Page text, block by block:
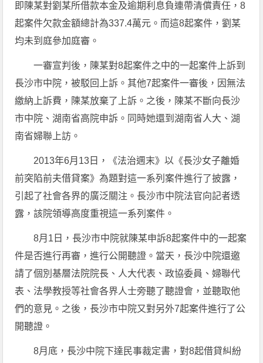
即陳某對劉某所借款本金及逾期利息負連帶清償責任，8
起案件欠款金額總計為337.4萬元。而這8起案件，劉某
均未到庭參加庭審。
一審宣判後，陳某對8起案件之中的一起案件上訴到
長沙市中院，被駁回上訴。其他7起案件一審後，因無法
繳納上訴費，陳某放棄了上訴。之後，陳某不斷向長沙
市中院、湖南省高院申訴。同時她還到湖南省人大、湖
南省婦聯上訪。
2013年6月13日，《法治週末》以《長沙女子離婚
前突陷前夫借貸案》為題對這一系列案件進行了披露，
引起了社會各界的廣泛關注。長沙市中院法官向記者透
露，該院領導高度重視這一系列案件。
8月1日，長沙市中院就陳某申訴8起案件中的一起案
件是否進行再審，進行公開聽證。當天，長沙中院還邀
請了個別基層法院院長、人大代表、政協委員、婦聯代
表、法學教授等社會各界人士旁聽了聽證會，並聽取他
們的意見。之後，長沙市中院又對另外7起案件進行了公
開聽證。
8月底，長沙中院下達民事裁定書，對8起借貸糾紛